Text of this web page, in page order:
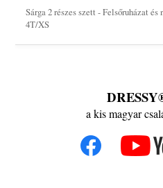
Sárga 2 részes szett - Felsőruházat
4T/XS
a kis magyar